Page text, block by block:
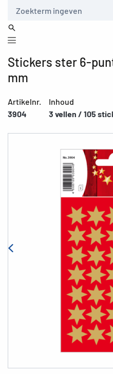
Stickers ster 6-
mm
Artikelnr.
3904
Inhoud
3 vellen / 105